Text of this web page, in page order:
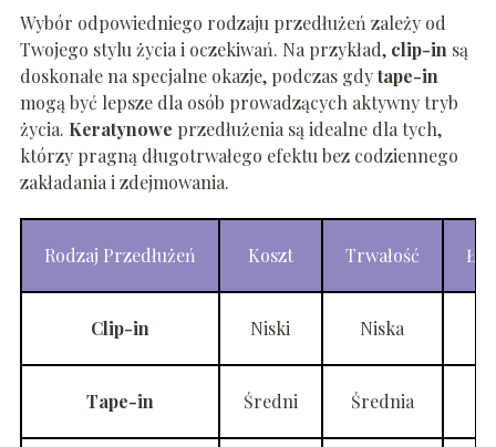
Wybór odpowiedniego rodzaju przedłużeń zależy od
Twojego stylu życia i oczekiwań. Na przykład, clip-in są
doskonałe na specjalne okazje, podczas gdytape-in
mogą być lepsze dla osób prowadzących aktywny tryb
życia. Keratynowe przedłużenia są idealne dla tych,
którzy pragną długotrwałego efektu bez codziennego
zakładania i zdejmowania.
Rodzaj Przedłużeń Koszt Trwałość
Clip-in Niski Niska
Tape-in Średni Średnia